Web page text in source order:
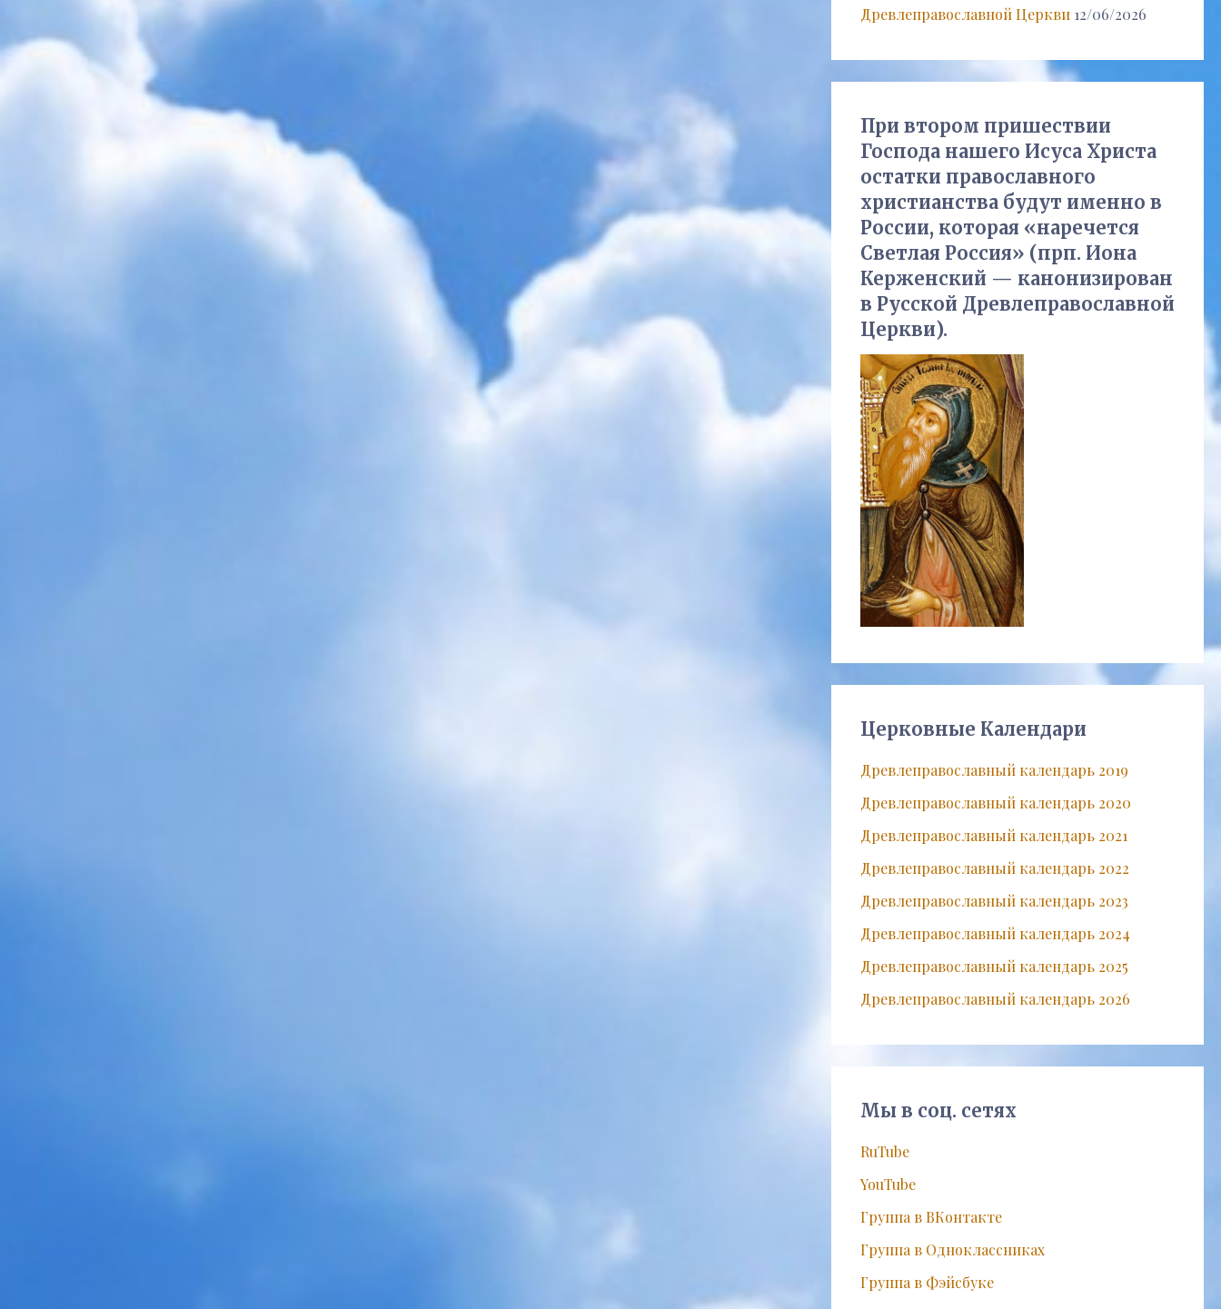
Древлеправославной Церкви 12/06/2026
При втором пришествии
Господа нашего Исуса Христа
остатки православного
христианства будут именно в
России, которая «наречется
Светлая Россия» (прп. Иона
Керженский — канонизирован
в Русской Древлеправославной
Церкви).
Церковные Календари
Древлеправославный календарь 2019
Древлеправославный календарь 2020
Древлеправославный календарь 2021
Древлеправославный календарь 2022
Древлеправославный календарь 2023
Древлеправославный календарь 2024
Древлеправославный календарь 2025
Древлеправославный календарь 2026
Мы в соц. сетях
RuTube
YouTube
Группа в ВКонтакте
Группа в Одноклассниках
Группа в Фэйсбуке